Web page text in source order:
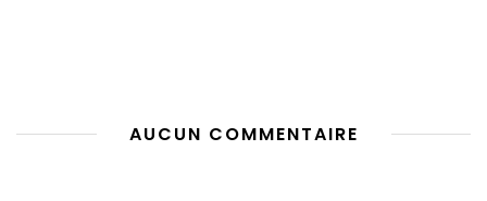
AUCUN COMMENTAIRE